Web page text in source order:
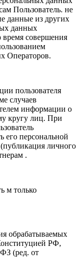
Пользователь. не
данные из других
данных
время совершения
Операторов.
пользователя
случаев
информации о
кругу лиц. При
его персональной
личного
.
м только
обрабатываемых
РФ,
(ред. от